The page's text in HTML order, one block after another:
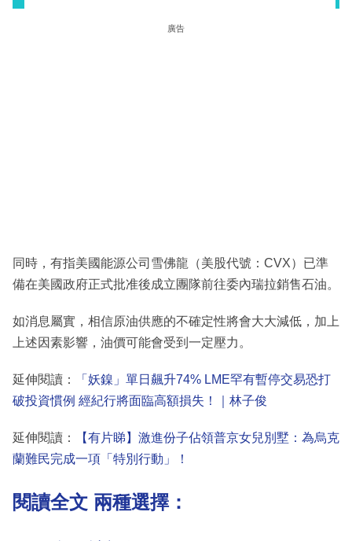
廣告
同時，有指美國能源公司雪佛龍（美股代號：CVX）已準
備在美國政府正式批准後成立團隊前往委內瑞拉銷售石油。
如消息屬實，相信原油供應的不確定性將會大大減低，加上
上述因素影響，油價可能會受到一定壓力。
延伸閱讀：
「妖鎳」單日飆升74% LME罕有暫停交易恐打
破投資慣例 經紀行將面臨高額損失！｜林子俊
延伸閱讀：
【有片睇】激進份子佔領普京女兒別墅：為烏克
蘭難民完成一項「特別行動」！
閱讀全文 兩種選擇：